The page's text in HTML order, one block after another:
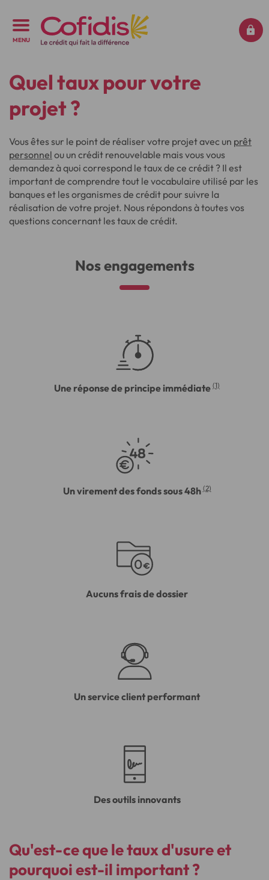
MENU
Quel taux pour votre
projet ?
Vous êtes sur le point de réaliser votre projet avec un prêt
personnel ou un crédit renouvelable mais vous vous
demandez à quoi correspond le taux de ce crédit ? Il est
important de comprendre tout le vocabulaire utilisé par les
banques et les organismes de crédit pour suivre la
réalisation de votre projet. Nous répondons à toutes vos
questions concernant les taux de crédit.
Nos engagements
Une réponse de principe immédiate (1)
Un virement des fonds sous 48h (2)
Aucuns frais de dossier
Un service client performant
Des outils innovants
Qu'est-ce que le taux d'usure et
pourquoi est-il important ?